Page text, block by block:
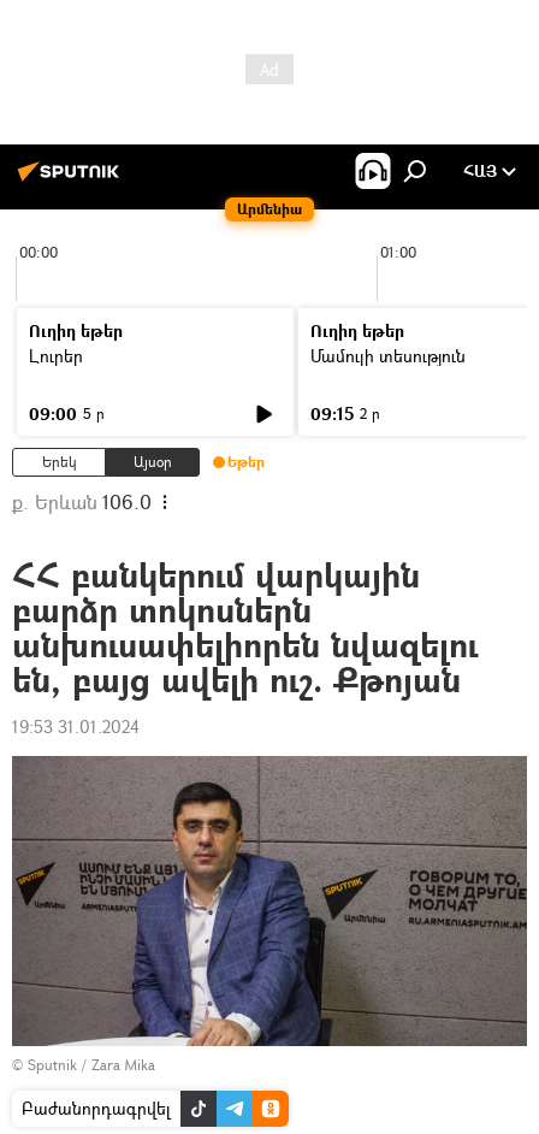
Արմենիա
ՀԱՅ
00:00 01:00
Ուղիղ եթեր
Լուրեր
09:00 5 ր
Ուղիղ եթեր
Մամուլի տեսություն
09:15 2 ր
Երեկ Այսօր Եթեր
ք. Երևան 106.0
ՀՀ բանկերում վարկային
բարձր տոկոսներն
անխուսափելիորեն նվազելու
են, բայց ավելի ուշ. Քթոյան
19:53 31.01.2024
© Sputnik / Zara Mika
Բաժանորդագրվել